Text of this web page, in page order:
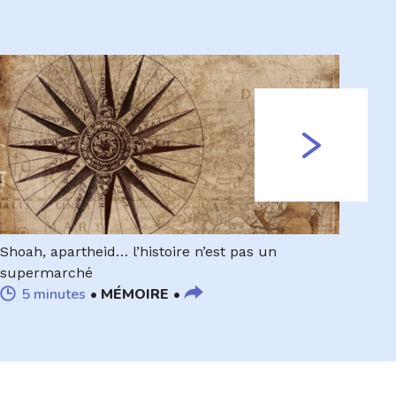
Shoah, apartheid… l’histoire n’est pas un
supermarché
5 minutes MÉMOIRE